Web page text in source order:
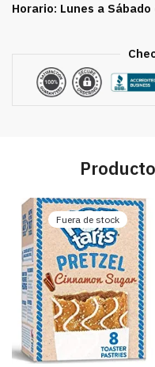
Horario: Lunes a
Fuera de stock